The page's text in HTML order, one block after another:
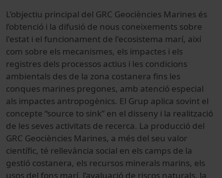
L’objectiu principal del GRC Geociències Marines és
l’obtenció i la difusió de nous coneixements sobre
l'estat i el funcionament de l'ecosistema marí, així
com sobre els mecanismes, els impactes i els
registres dels processos actius i les condicions
ambientals des de la zona costanera fins les
conques marines pregones, amb atenció especial
als impactes antropogènics. El Grup aplica sovint el
concepte “source to sink” en el disseny i la realització
de les seves activitats de recerca. La producció del
GRC Geociències Marines, a més del seu valor
científic, té rellevància social en els camps de la
gestió costanera, els recursos minerals marins, els
usos del fons marí, l’avaluació de riscos naturals, la